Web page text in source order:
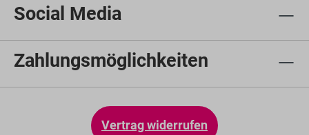
Social Media
Zahlungsmöglichkeiten
Vertrag widerrufen